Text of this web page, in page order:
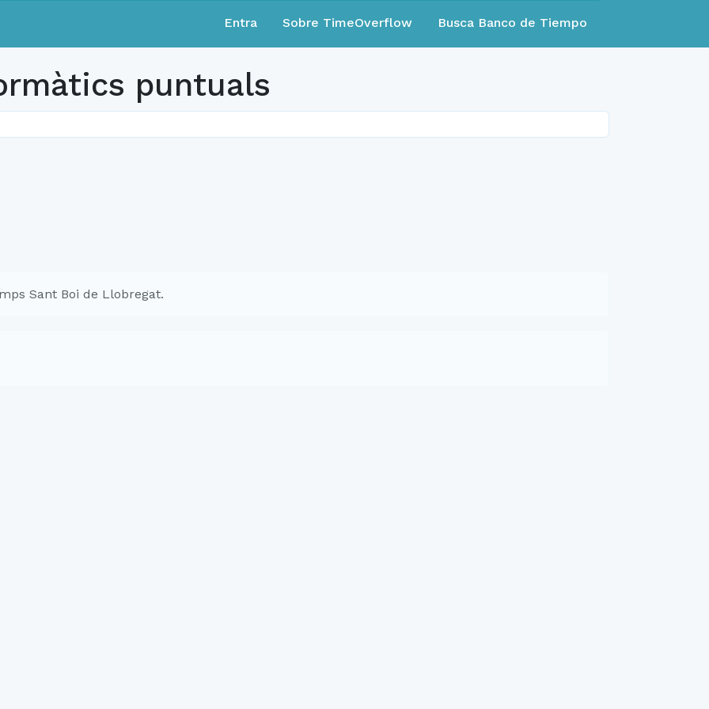
Entra Sobre TimeOverflow Busca Banco de Tiempo
puntuals
Sant Boi de Llobregat.